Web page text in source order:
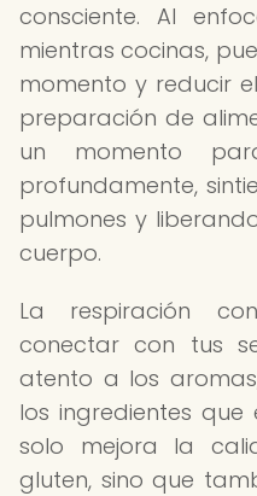
consciente. Al
mientras cocinas,
momento y reducir
preparación de
un momento
profundamente,
pulmones y
cuerpo.
La respiración
conectar con tus
atento a los
los ingredientes que
solo mejora la
gluten, sino que